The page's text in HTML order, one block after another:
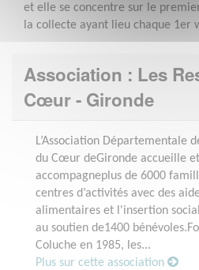
et elle se concentre sur le
la collecte ayant lieu chaque 1er
Association : Les
Cœur - Gironde
L’Association Départementale
du Cœur deGironde accueille et
accompagneplus de 6000
centres d’activités avec des
alimentaires et l'insertion
au soutien de1400
Coluche en 1985, les...
Plus sur cette association